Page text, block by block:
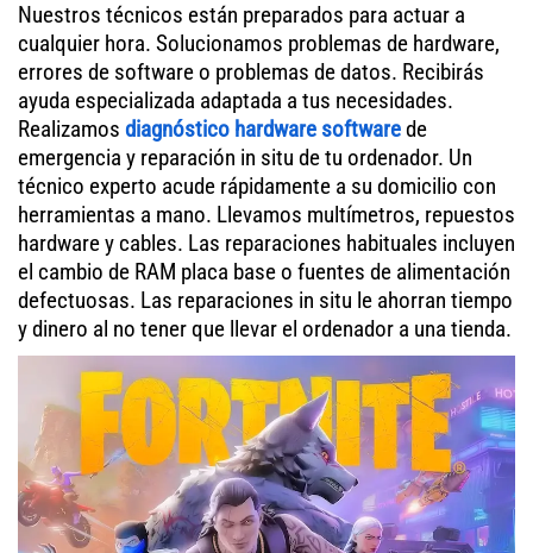
Nuestros técnicos están preparados para actuar a
cualquier hora. Solucionamos problemas de hardware,
errores de software o problemas de datos. Recibirás
ayuda especializada adaptada a tus necesidades.
Realizamos diagnóstico hardware softwarede
emergencia y reparación in situ de tu ordenador. Un
técnico experto acude rápidamente a su domicilio con
herramientas a mano. Llevamos multímetros, repuestos
hardware y cables. Las reparaciones habituales incluyen
el cambio de RAM placa base o fuentes de alimentación
defectuosas. Las reparaciones in situ le ahorran tiempo
y dinero al no tener que llevar el ordenador a una tienda.